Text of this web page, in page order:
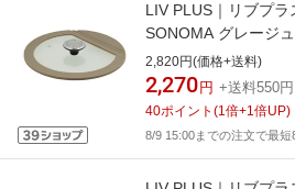
LIV PLUS｜リブプ
SONOMA グレージ
2,820円(価格+送料)
2,270 円 +送料550円
40ポイント (1倍+1倍UP)
8/9 15:00までの注文で最短